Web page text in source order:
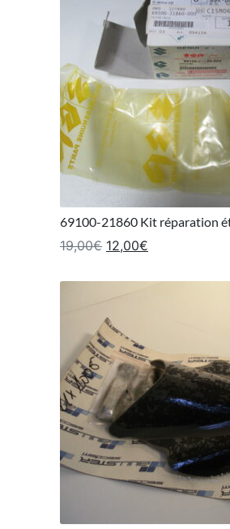
69100-21860 Kit réparation
19,00€ Le prix initial était :
12,00€